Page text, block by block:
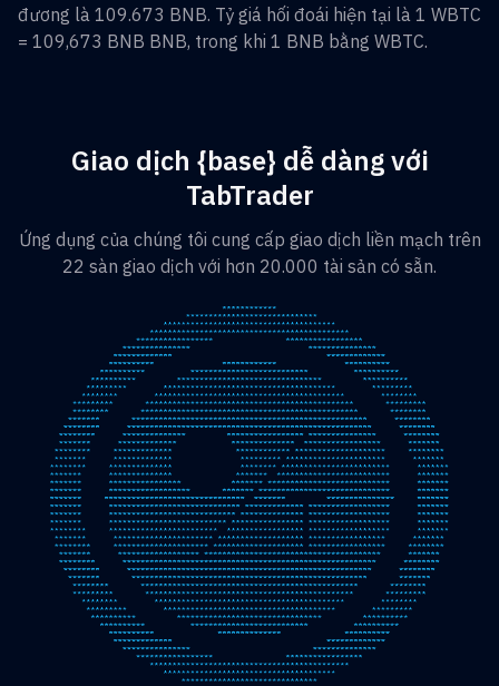
đương là 109.673 BNB. Tỷ giá hối đoái hiện tại là 1 WBTC
= 109,673 BNB BNB, trong khi 1 BNB bằng WBTC.
Giao dịch {base} dễ dàng với
TabTrader
Ứng dụng của chúng tôi cung cấp giao dịch liền mạch trên
22 sàn giao dịch với hơn 20.000 tài sản có sẵn.